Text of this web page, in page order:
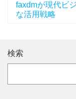
faxdmが現代ビ
な活用戦略
検索